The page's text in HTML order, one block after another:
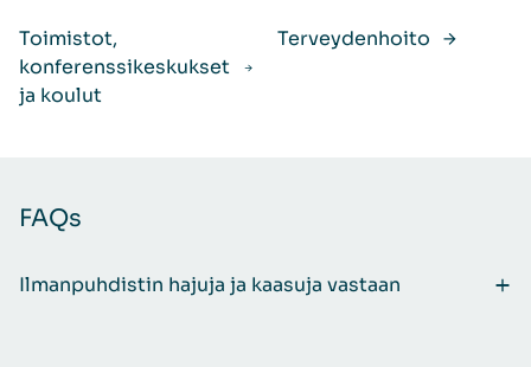
Toimistot,
konferenssikeskukset
ja koulut
Terveydenhoito
FAQs
Ilmanpuhdistin hajuja ja kaasuja vastaan